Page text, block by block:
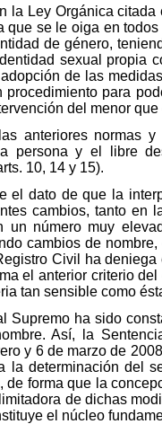
la Ley Orgánica
se le oiga en
de género,
sexual propia
de las
para
del menor
anteriores normas
persona y el libre
10, 14 y 15).
el dato de que la
cambios, tanto en
número muy
cambios de
Civil ha
el anterior criterio
tan sensible como
Supremo ha sido
Así, la
y 6 de marzo de
la determinación del
forma que la
de dichas
el núcleo